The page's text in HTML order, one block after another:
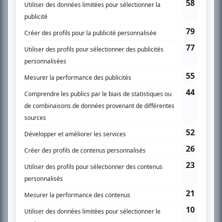
SUR LE RÉSEAU BIZZ MÉDIA
PLAN DU SITE
Accueil
Liste des oeuvres
Recherche avancée
À propos
Nous contacter
Termes et conditions
Politique de confidentialité
Gestion du consentement